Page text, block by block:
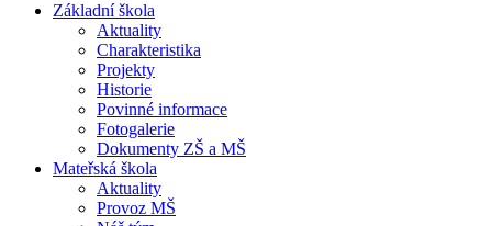
Základní škola
Aktuality
Charakteristika
Projekty
Historie
Povinné informace
Fotogalerie
Dokumenty ZŠ a MŠ
Mateřská škola
Aktuality
Provoz MŠ